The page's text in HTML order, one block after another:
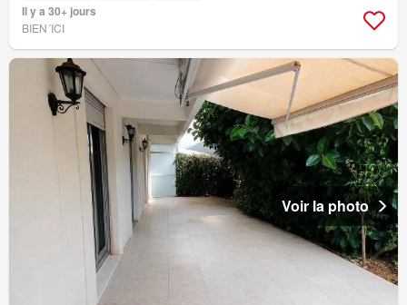
Il y a 30+ jours
BIEN´ICI
Voir la photo